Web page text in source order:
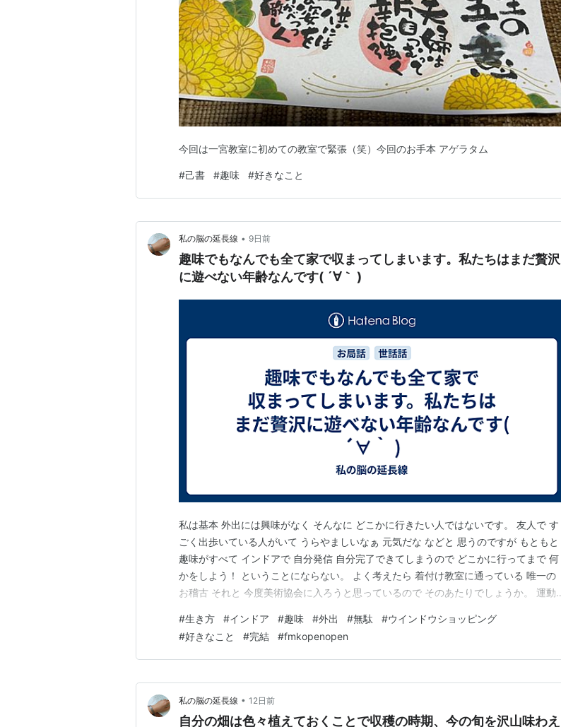
今回は一宮教室に初めての教室で緊張（笑）今回のお手本 アゲラタム
#己書 #趣味 #好きなこと
私の脳の延長線 • 9日前
趣味でもなんでも全て家で収まってしまいます。私たちはまだ贅沢
に遊べない年齢なんです( ´∀｀ )
私は基本 外出には興味がなく そんなに どこかに行きたい人ではないです。 友人で す
ごく出歩いている人がいて うらやましいなぁ 元気だな などと 思うのですが もともと
趣味がすべて インドアで 自分発信 自分完了できてしまうので どこかに行ってまで 何
かをしよう！ ということにならない。 よく考えたら 着付け教室に通っている 唯一の
お稽古 それと 今度美術協会に入ろうと思っているので そのあたりでしょうか。 運動
ショッピングなんて 時間の無駄じゃないかさえ思っている。 唯一行きたいところとい
えば 四天王寺の…
#生き方 #インドア #趣味 #外出 #無駄 #ウインドウショッピング
#好きなこと #完結 #fmkopenopen
私の脳の延長線 • 12日前
自分の畑は色々植えておくことで収穫の時期、今の旬を沢山味わえ